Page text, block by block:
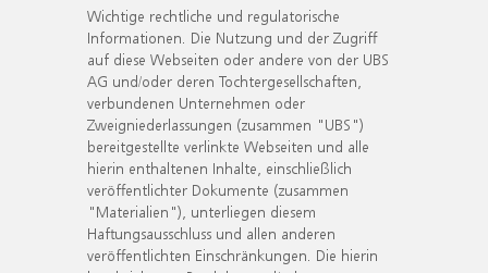
Wichtige rechtliche und regulatorische
Informationen. Die Nutzung und der Zugriff
auf diese Webseiten oder andere von der UBS
AG und/oder deren Tochtergesellschaften,
verbundenen Unternehmen oder
Zweigniederlassungen (zusammen "UBS")
bereitgestellte verlinkte Webseiten und alle
hierin enthaltenen Inhalte, einschließlich
veröffentlichter Dokumente (zusammen
"Materialien"), unterliegen diesem
Haftungsausschluss und allen anderen
veröffentlichten Einschränkungen. Die hierin